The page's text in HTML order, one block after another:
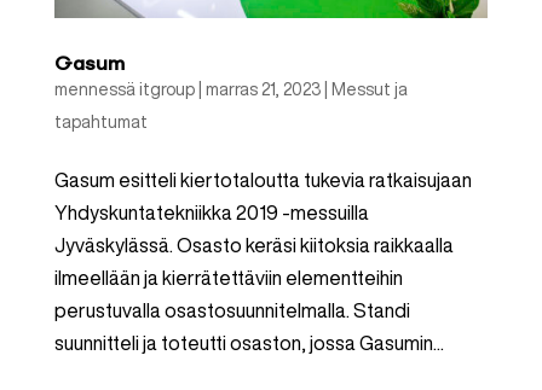
Gasum
mennessä itgroup| marras 21, 2023|
Messut ja
tapahtumat
Gasum esitteli kiertotaloutta tukevia ratkaisujaan
Yhdyskuntatekniikka 2019 -messuilla
Jyväskylässä. Osasto keräsi kiitoksia raikkaalla
ilmeellään ja kierrätettäviin elementteihin
perustuvalla osastosuunnitelmalla. Standi
suunnitteli ja toteutti osaston, jossa Gasumin...